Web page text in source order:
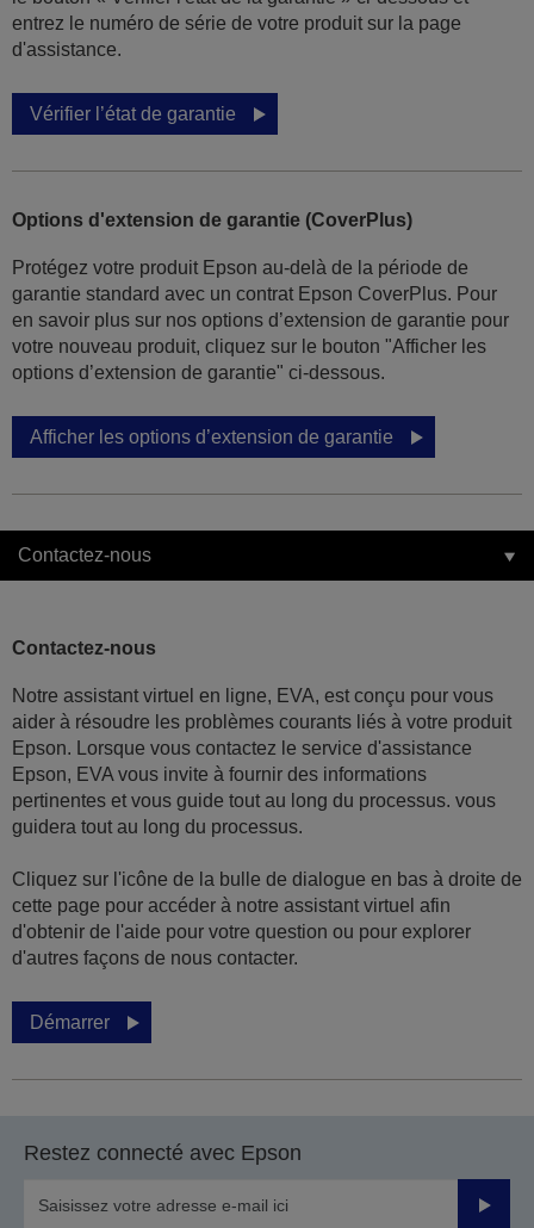
entrez le numéro de série de votre produit sur la page
d'assistance.
Vérifier l’état de garantie
Options d'extension de garantie (CoverPlus)
Protégez votre produit Epson au-delà de la période de
garantie standard avec un contrat Epson CoverPlus. Pour
en savoir plus sur nos options d’extension de garantie pour
votre nouveau produit, cliquez sur le bouton "Afficher les
options d’extension de garantie" ci-dessous.
Afficher les options d’extension de garantie
Contactez-nous
Contactez-nous
Notre assistant virtuel en ligne, EVA, est conçu pour vous
aider à résoudre les problèmes courants liés à votre produit
Epson. Lorsque vous contactez le service d'assistance
Epson, EVA vous invite à fournir des informations
pertinentes et vous guide tout au long du processus. vous
guidera tout au long du processus.
Cliquez sur l'icône de la bulle de dialogue en bas à droite de
cette page pour accéder à notre assistant virtuel afin
d'obtenir de l'aide pour votre question ou pour explorer
d'autres façons de nous contacter.
Démarrer
Restez connecté avec Epson
Valider